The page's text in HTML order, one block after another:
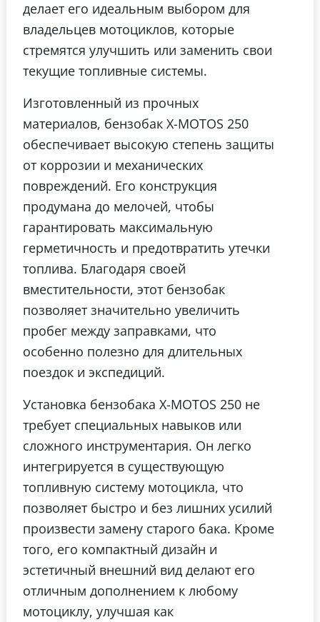
делает его идеальным выбором для
владельцев мотоциклов, которые
стремятся улучшить или заменить свои
текущие топливные системы.
Изготовленный из прочных
материалов, бензобак X-MOTOS 250
обеспечивает высокую степень защиты
от коррозии и механических
повреждений. Его конструкция
продумана до мелочей, чтобы
гарантировать максимальную
герметичность и предотвратить утечки
топлива. Благодаря своей
вместительности, этот бензобак
позволяет значительно увеличить
пробег между заправками, что
особенно полезно для длительных
поездок и экспедиций.
Установка бензобака X-MOTOS 250 не
требует специальных навыков или
сложного инструментария. Он легко
интегрируется в существующую
топливную систему мотоцикла, что
позволяет быстро и без лишних усилий
произвести замену старого бака. Кроме
того, его компактный дизайн и
эстетичный внешний вид делают его
отличным дополнением к любому
мотоциклу, улучшая как